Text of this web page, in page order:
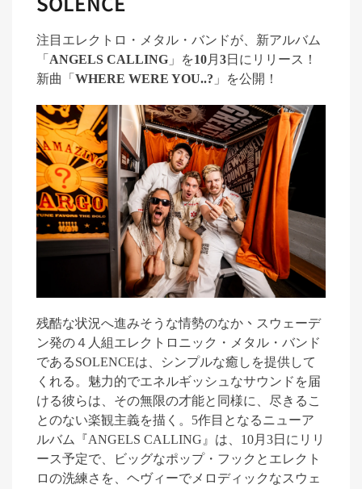
注目エレクトロ・メタル・バンドが、新アルバム
「 ANGELS CALLING 」 を10月 3日 にリリース！
新曲「 WHERE WERE YOU..? 」 を公開！
残酷な状況へ進みそうな情勢のなか 、 スウェーデ
ン発の４人組エレクトロニック・メタル・バンド
であるSOLENCEは、シンプルな癒しを提供して
くれる。魅力的でエネルギッシュなサウンドを届
ける彼らは、その無限の才能と同様に、尽きるこ
とのない楽観主義を描く。 5作目となるニューア
ルバム『ANGELS CALLING 』は、 10月 3日にリリ
ース予定で、ビッグなポップ・フックとエレクト
ロの洗練さを、ヘヴィーでメロディックなスウェ